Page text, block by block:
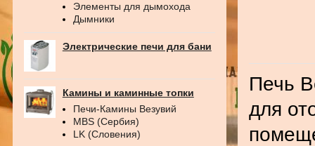
Элементы для дымохода
Дымники
Электрические печи для бани
Камины и каминные топки
Печи-Камины Везувий
MBS (Сербия)
LK (Словения)
Печь
для